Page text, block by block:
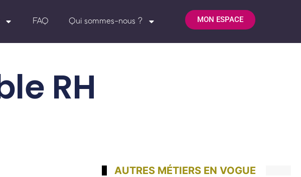
FAQ Qui sommes-nous ? MON ESPACE
RH
AUTRES MÉTIERS EN VOGUE